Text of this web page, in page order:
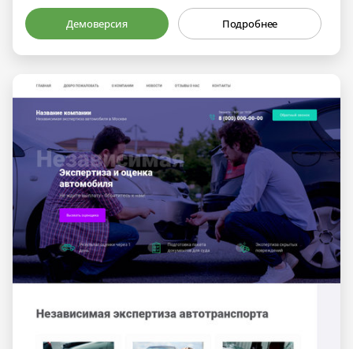
Демоверсия Подробнее